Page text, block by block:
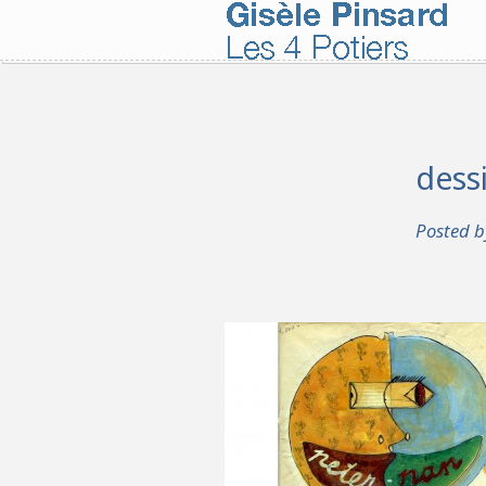
Posted